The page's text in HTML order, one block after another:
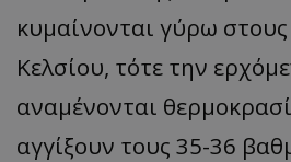
κυμαίνονται γύρω
Κελσίου, τότε την
αναμένονται
αγγίξουν τους 35-36